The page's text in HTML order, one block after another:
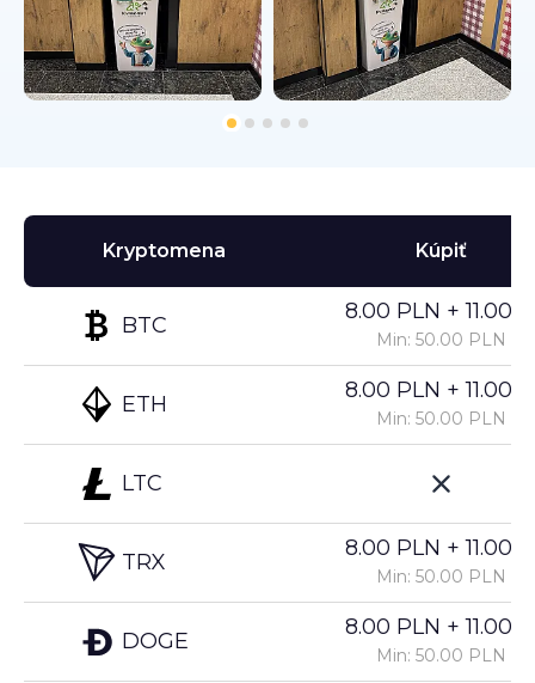
Kryptomena
BTC
ETH
LTC
TRX
DOGE
Kúpiť
8.00 PLN +
Min: 50.00 PLN
8.00 PLN +
Min: 50.00 PLN
8.00 PLN +
Min: 50.00 PLN
8.00 PLN +
Min: 50.00 PLN